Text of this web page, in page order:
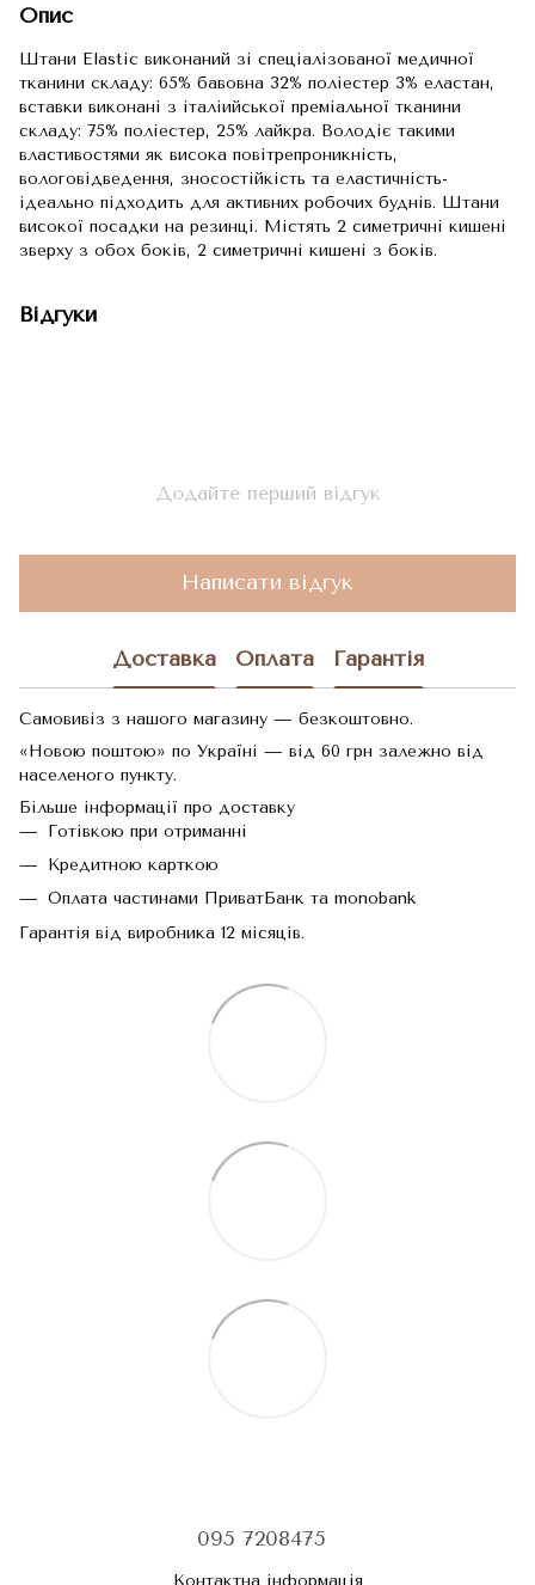
Опис
Штани Elastic виконаний зі спеціалізованої медичної
тканини складу: 65% бавовна 32% поліестер 3% еластан,
вставки виконані з італіийської преміальної тканини
складу: 75% поліестер, 25% лайкра. Володіє такими
властивостями як висока повітрепроникність,
вологовідведення, зносостійкість та еластичність-
ідеально підходить для активних робочих буднів. Штани
високої посадки на резинці. Містять 2 симетричні кишені
зверху з обох боків, 2 симетричні кишені з боків.
Відгуки
Додайте перший відгук
Написати відгук
Доставка Оплата Гарантія
Самовивіз з нашого магазину — безкоштовно.
«Новою поштою» по Україні — від 60 грн залежно від
населеного пункту.
Більше інформації про доставку
Готівкою при отриманні
Кредитною карткою
Оплата частинами ПриватБанк та monobank
Гарантія від виробника 12 місяців.
095 7208475
Контактна інформація